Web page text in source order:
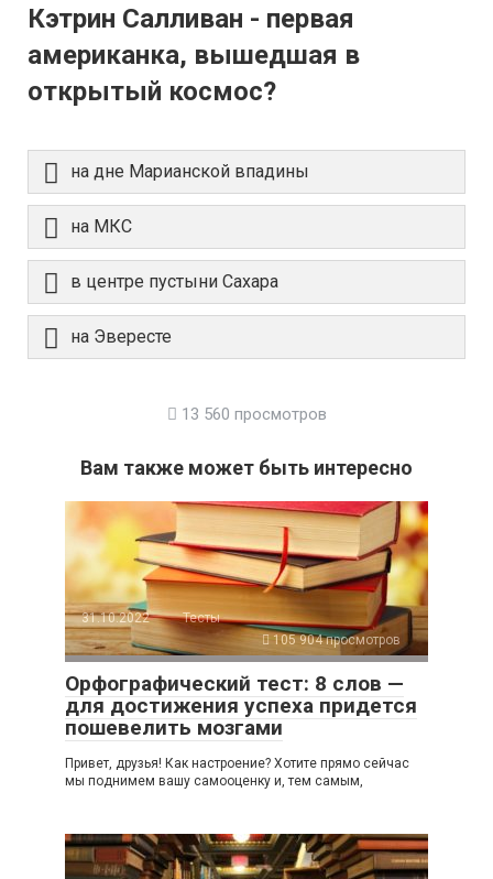
Кэтрин Салливан - первая
американка, вышедшая в
открытый космос?
на дне Марианской впадины
на МКС
в центре пустыни Сахара
на Эвересте
13 560 просмотров
Вам также может быть интересно
31.10.2022
Тесты
105 904 просмотров
Орфографический тест: 8 слов —
для достижения успеха придется
пошевелить мозгами
Привет, друзья! Как настроение? Хотите прямо сейчас
мы поднимем вашу самооценку и, тем самым,